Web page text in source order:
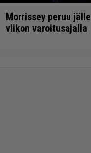
Morrissey peruu
viikon varoitusajalla